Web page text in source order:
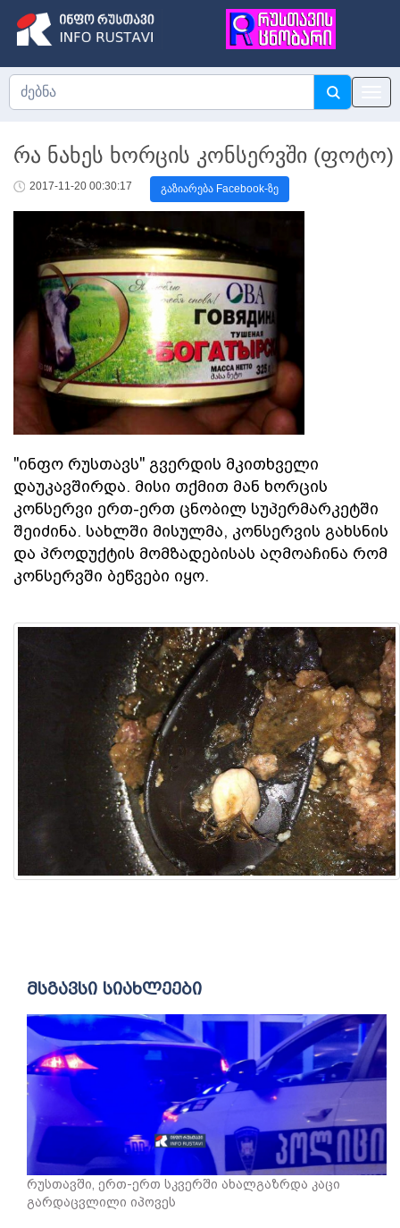
რა ნახეს ხორცის კონსერვში (ფოტო)
2017-11-20 00:30:17 გაზიარება Facebook-ზე
"ინფო რუსთავს" გვერდის მკითხველი
დაუკავშირდა. მისი თქმით მან ხორცის
კონსერვი ერთ-ერთ ცნობილ სუპერმარკეტში
შეიძინა. სახლში მისულმა, კონსერვის გახსნის
და პროდუქტის მომზადებისას აღმოაჩინა რომ
კონსერვში ბეწვები იყო.
მსგავსი სიახლეები
რუსთავში, ერთ-ერთ სკვერში ახალგაზრდა კაცი
გარდაცვლილი იპოვეს